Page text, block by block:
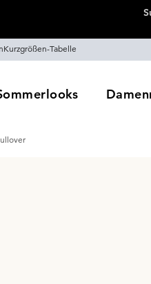
Kurzgrößen-Tabelle